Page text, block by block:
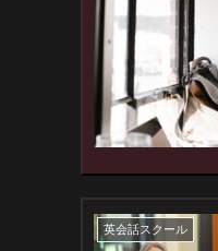
英会話スクール